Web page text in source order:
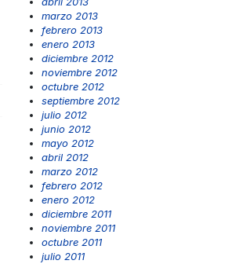
marzo 2013
febrero 2013
enero 2013
diciembre 2012
noviembre 2012
octubre 2012
septiembre 2012
julio 2012
junio 2012
mayo 2012
abril 2012
marzo 2012
febrero 2012
enero 2012
diciembre 2011
noviembre 2011
octubre 2011
julio 2011